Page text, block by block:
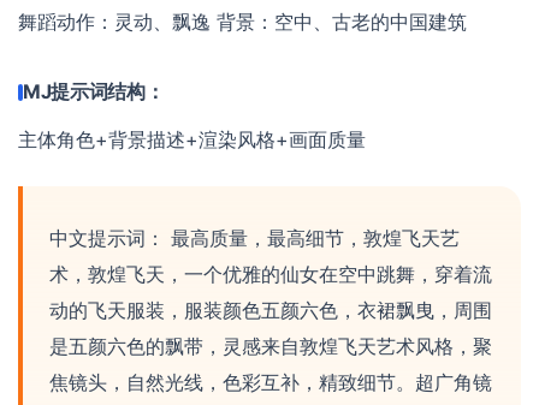
舞蹈动作：灵动、飘逸 背景：空中、古老的中国建筑
MJ提示词结构：
主体角色+背景描述+渲染风格+画面质量
中文提示词： 最高质量，最高细节，敦煌飞天艺
术，敦煌飞天，一个优雅的仙女在空中跳舞，穿着流
动的飞天服装，服装颜色五颜六色，衣裙飘曳，周围
是五颜六色的飘带，灵感来自敦煌飞天艺术风格，聚
焦镜头，自然光线，色彩互补，精致细节。超广角镜